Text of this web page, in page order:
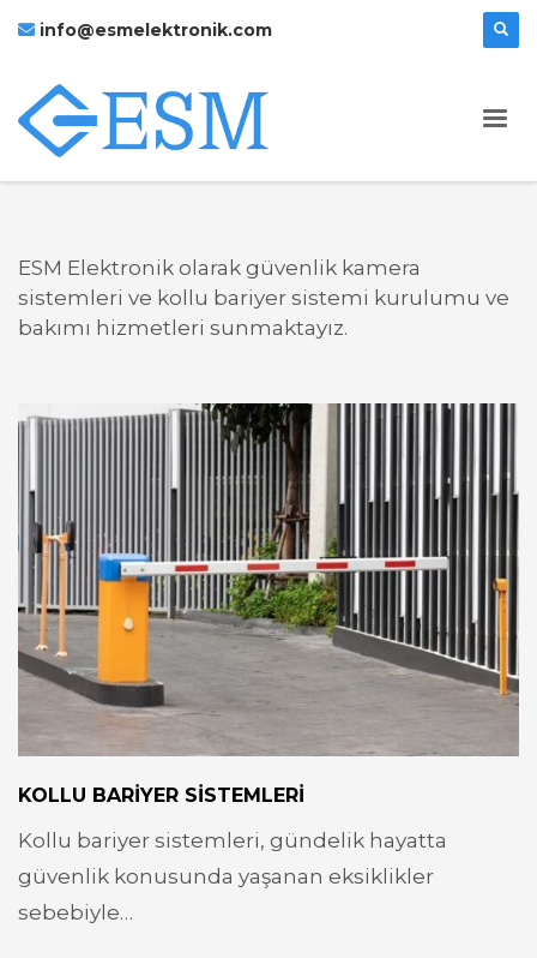
info@esmelektronik.com
ESM Elektronik olarak güvenlik kamera
sistemleri ve kollu bariyer sistemi kurulumu ve
bakımı hizmetleri sunmaktayız.
KOLLU BARIYER SISTEMLERI
Kollu bariyer sistemleri, gündelik hayatta
güvenlik konusunda yaşanan eksiklikler
sebebiyle…